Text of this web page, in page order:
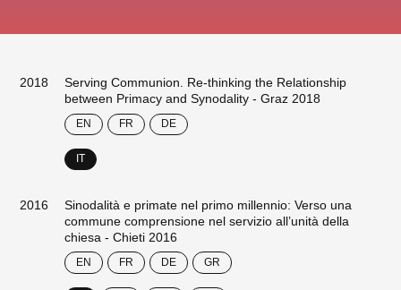
2018
Serving Communion. Re-thinking the Relationship
between Primacy and Synodality - Graz 2018
EN FR DE
IT
2016
Sinodalità e primate nel primo millennio: Verso una
commune comprensione nel servizio all’unità della
chiesa - Chieti 2016
EN FR DE GR